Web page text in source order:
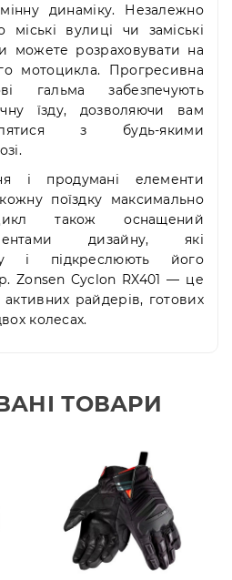
динаміку. Незалежно
вулиці чи заміські
розраховувати на
мотоцикла. Прогресивна
гальма забезпечують
їзду, дозволяючи вам
з будь-якими
і продумані елементи
поїздку максимально
також оснащений
дизайну, які
і підкреслюють його
Zonsen Cyclon RX401 — це
райдерів, готових
колесах.
ТОВАРИ